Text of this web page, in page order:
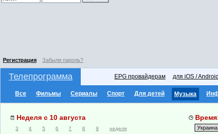
Регистрация Забыли пароль?
Телепрограмма EPG провайдерам для iOS /
Все Фильмы Сериалы Спорт Для детей Музыка
Неделя с 10 августа
3 4 5 6 7 8 9 неделя